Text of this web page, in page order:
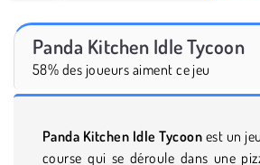
Panda Kitchen Idle Tycoon
58% des joueurs aiment ce jeu
Panda Kitchen Idle Tycoon est un
course qui se déroule dans une